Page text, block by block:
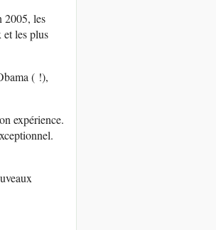
2005, les
et les plus
( !),
expérience.